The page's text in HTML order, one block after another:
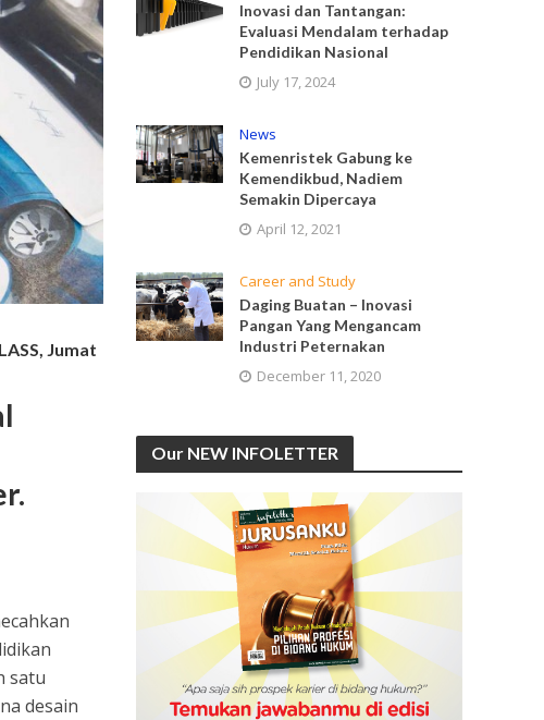
Jumat
satu
desain
Inovasi dan Tantangan:
Evaluasi Mendalam terhadap
Pendidikan Nasional
July 17, 2024
News
Kemenristek Gabung ke
Kemendikbud, Nadiem
Semakin Dipercaya
April 12, 2021
Career and Study
Daging Buatan – Inovasi
Pangan Yang Mengancam
Industri Peternakan
December 11, 2020
Our NEW INFOLETTER